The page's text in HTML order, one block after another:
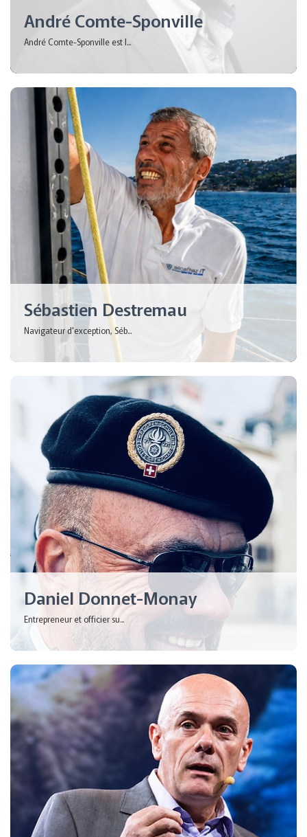
André Comte-Sponville
André Comte-Sponville est l...
Sébastien Destremau
Navigateur d'exception, Séb...
Daniel Donnet-Monay
Entrepreneur et officier su...